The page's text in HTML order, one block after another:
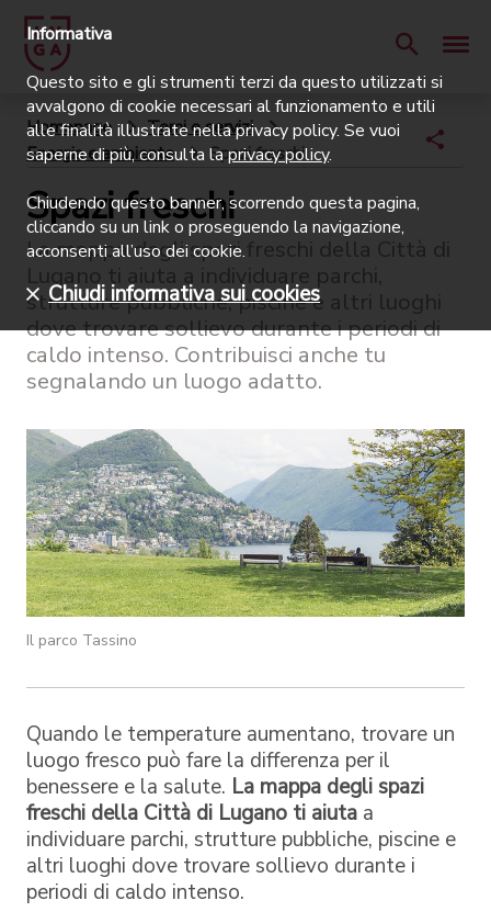
Homepage
Temi e servizi
Energia e ambiente
Spazi freschi
Spazi freschi
La mappa degli spazi freschi della Città di
Lugano ti aiuta a individuare parchi,
strutture pubbliche, piscine e altri luoghi
dove trovare sollievo durante i periodi di
caldo intenso. Contribuisci anche tu
segnalando un luogo adatto.
Il parco Tassino
Quando le temperature aumentano, trovare un
luogo fresco può fare la differenza per il
benessere e la salute. La mappa degli spazi
freschi della Città di Lugano ti aiuta a
individuare parchi, strutture pubbliche, piscine e
altri luoghi dove trovare sollievo durante i
periodi di caldo intenso.
Informativa
Questo sito e gli strumenti terzi da questo utilizzati si
avvalgono di cookie necessari al funzionamento e utili
alle finalità illustrate nella privacy policy. Se vuoi
saperne di più, consulta laprivacy policy.
Chiudendo questo banner, scorrendo questa pagina,
cliccando su un link o proseguendo la navigazione,
acconsenti all’uso dei cookie.
Chiudi informativa sui cookies